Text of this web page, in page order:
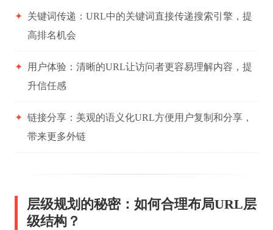
✦ 关键词传递：URL中的关键词直接传递搜索引擎，提
高排名机会
✦
用户体验：清晰的URL让访问者更容易理解内容，提
升信任感
✦ 链接分享：美观的语义化URL方便用户复制和分享，
带来更多外链
层级规划的秘密：如何合理布局URL层
级结构？